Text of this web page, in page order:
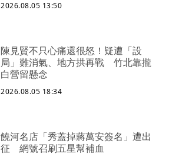
2026.08.05 13:50
陳見賢不只心痛還很怒！疑遭「設
局」難消氣、地方拱再戰 竹北靠攏
白營留懸念
2026.08.05 18:34
饒河名店「秀蓋掉蔣萬安簽名」遭出
征 網號召刷五星幫補血